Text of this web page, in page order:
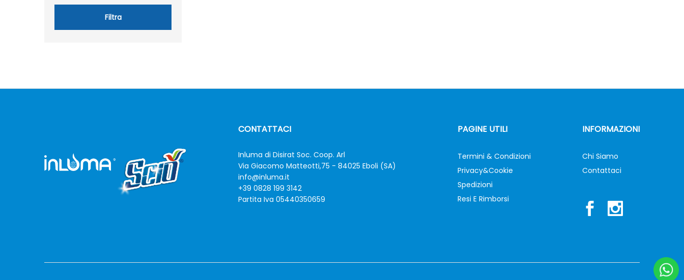
Filtra
CONTATTACI
Inluma di Disirat Soc. Coop. Arl
Via Giacomo Matteotti,75 - 84025 Eboli (SA)
info@inluma.it
+39 0828 199 3142
Partita Iva 05440350659
PAGINE UTILI
Termini & Condizioni
Privacy&Cookie
Spedizioni
Resi E Rimborsi
INFORMAZIONI
Chi Siamo
Contattaci